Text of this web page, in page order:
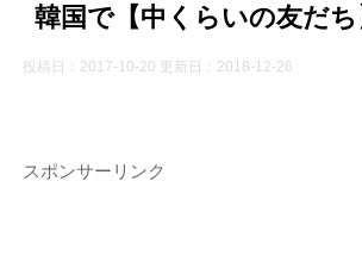
韓国で【中くらいの友だち
投稿日：2017-10-20 更新日： 2018-12-26
スポンサーリンク